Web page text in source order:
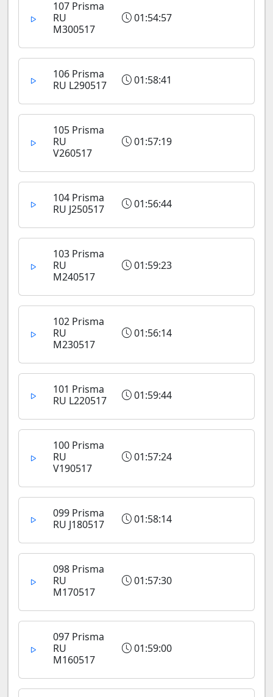
107 Prisma
RU
M300517
01:54:57
106 Prisma
RU L290517
01:58:41
105 Prisma
RU
V260517
01:57:19
104 Prisma
RU J250517
01:56:44
103 Prisma
RU
M240517
01:59:23
102 Prisma
RU
M230517
01:56:14
101 Prisma
RU L220517
01:59:44
100 Prisma
RU
V190517
01:57:24
099 Prisma
RU J180517
01:58:14
098 Prisma
RU
M170517
01:57:30
097 Prisma
RU
M160517
01:59:00